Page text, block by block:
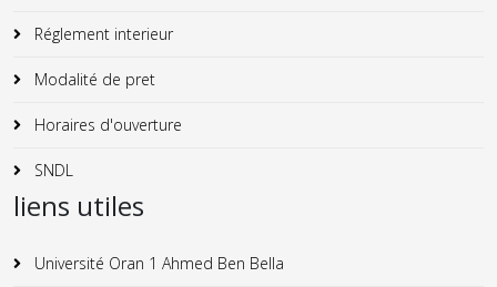
Réglement interieur
Modalité de pret
Horaires d'ouverture
SNDL
liens utiles
Université Oran 1 Ahmed Ben Bella